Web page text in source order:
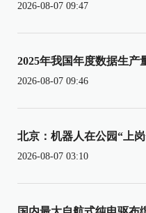
2026-08-07 09:47
2025年我国年度数据生产
2026-08-07 09:46
北京：机器人在公园“上
2026-08-07 03:10